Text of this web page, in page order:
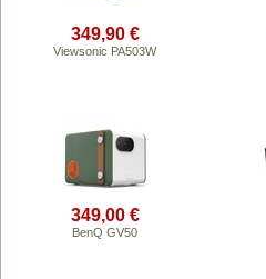
349,90 €
Viewsonic PA503W
349,00 €
BenQ GV50